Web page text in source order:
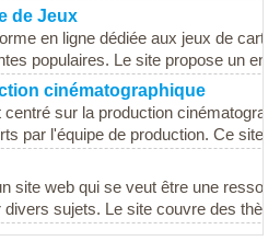
de Jeux
en ligne dédiée aux jeux de
populaires. Le site propose un
cinématographique
centré sur la production
par l'équipe de production. Ce site
site web qui se veut être une
sujets. Le site couvre des